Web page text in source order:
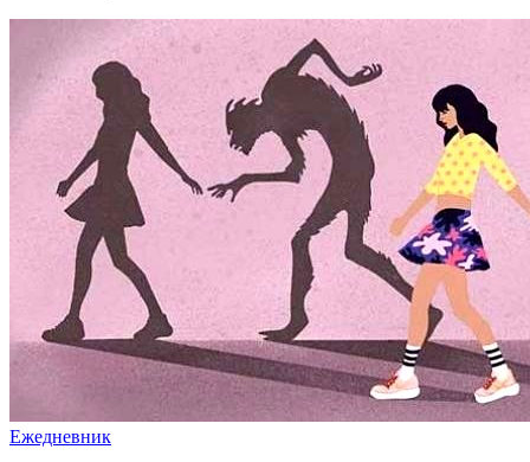
Ежедневник